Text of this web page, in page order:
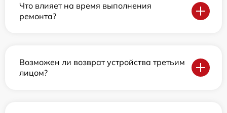
Что влияет на время выполнения
ремонта?
Возможен ли возврат устройства третьим
лицом?